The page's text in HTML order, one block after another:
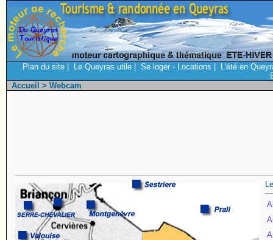
Plan du site Le Queyras utile Se loger - Locations
L'été en
Accueil > Webcam